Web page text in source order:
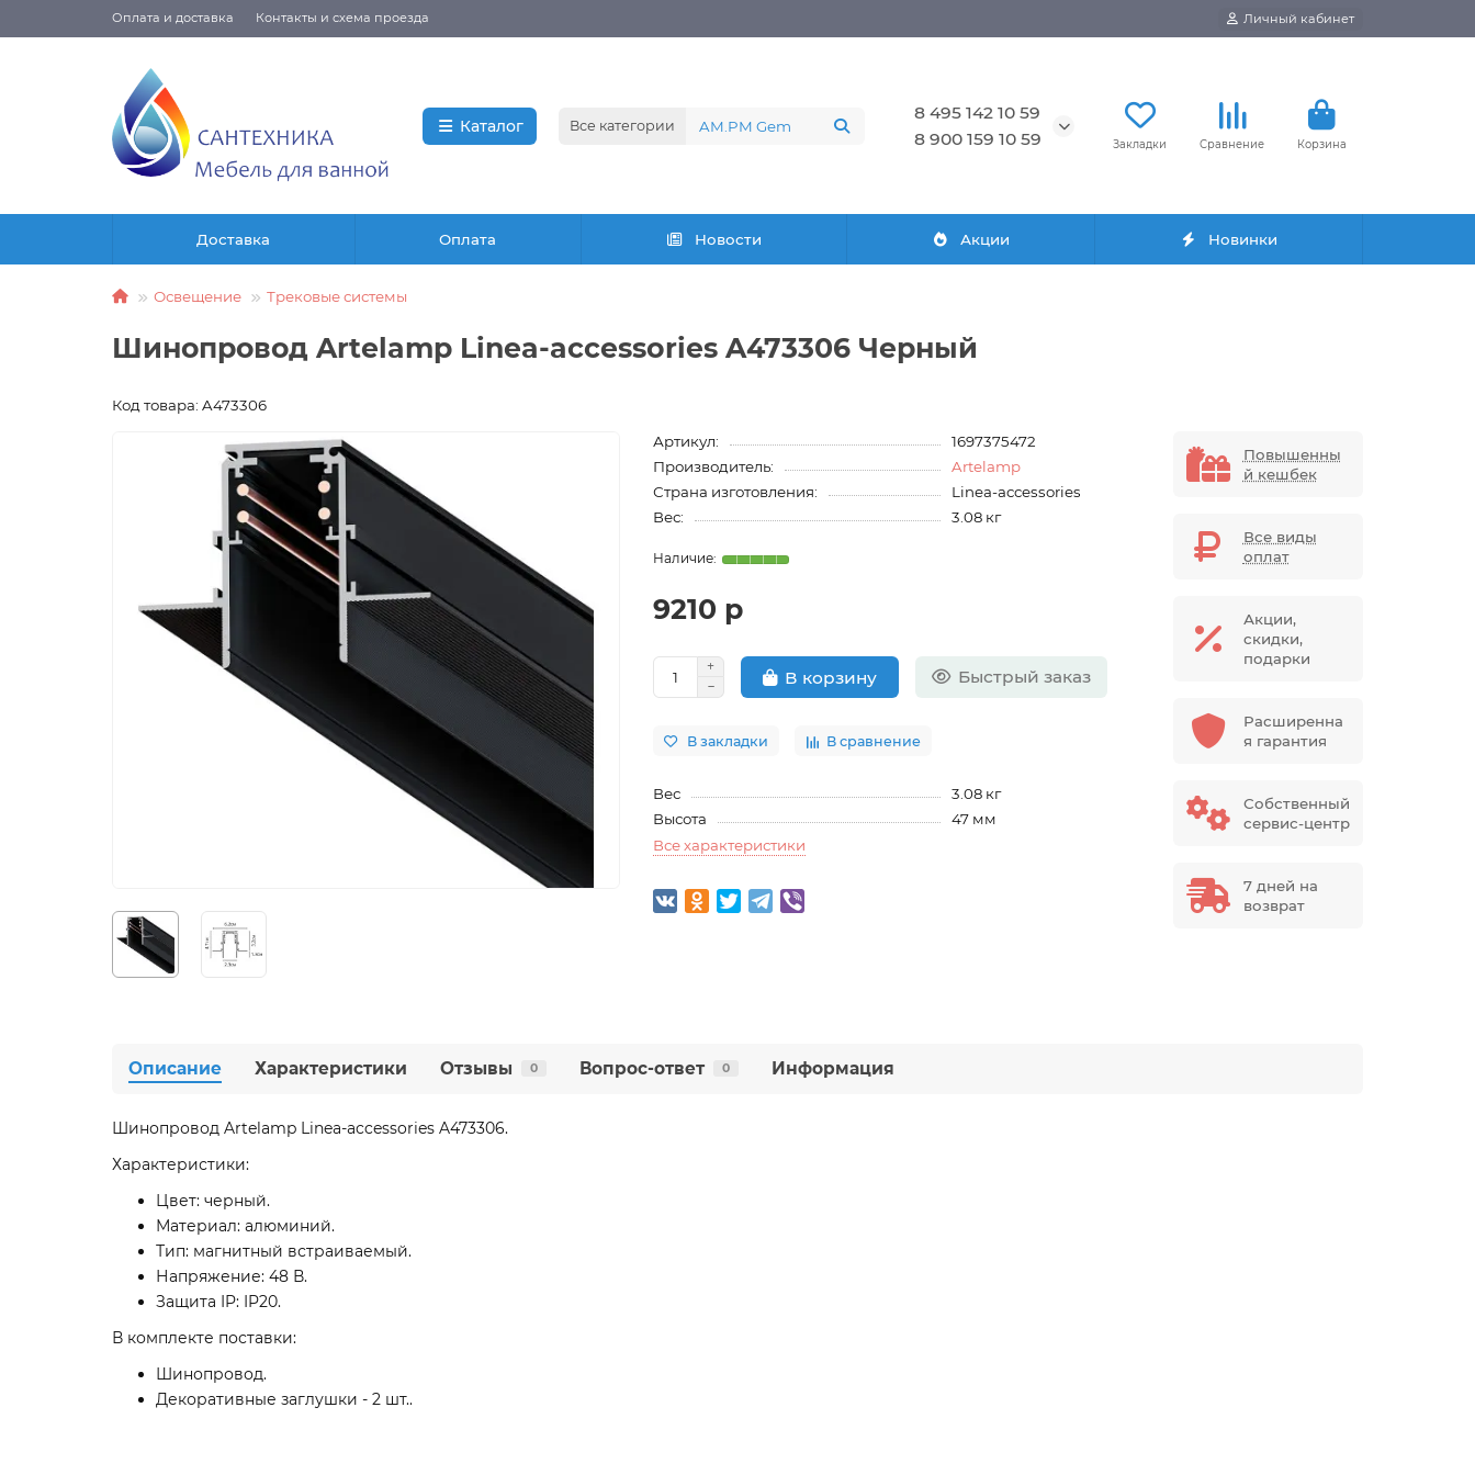
Оплата и доставка Контакты и схема проезда Личный кабинет
Каталог Все категории
8 495 142 10 59
8 900 159 10 59
Закладки Сравнение Корзина
Доставка Оплата Новости Акции Новинки
Освещение Трековые системы
Шинопровод Artelamp Linea-accessories A473306 Черный
Код товара: A473306
Артикул:
1697375472
Производитель:
Artelamp
Страна изготовления:
Linea-accessories
Вес:
3.08 кг
9210 р
В корзину Быстрый заказ
В закладки В сравнение
Вес
3.08 кг
Высота
47 мм
Все характеристики
Повышенны
й кешбек
Все виды
оплат
Акции,
скидки,
подарки
Расширенна
я гарантия
Собственный
сервис-центр
7 дней на
возврат
Описание Характеристики Отзывы 0 Вопрос-ответ 0 Информация
Шинопровод Artelamp Linea-accessories A473306.
Характеристики:
Цвет: черный.
Материал: алюминий.
Тип: магнитный встраиваемый.
Напряжение: 48 В.
Защита IP: IP20.
В комплекте поставки:
Шинопровод.
Декоративные заглушки - 2 шт..